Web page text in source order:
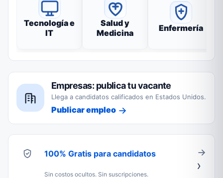
Tecnología e
IT
Salud y
Medicina
Enfermería
Empresas: publica tu vacante
Llega a candidatos calificados en Estados Unidos.
Publicar empleo
100% Gratis para candidatos
Sin costos ocultos. Sin suscripciones.